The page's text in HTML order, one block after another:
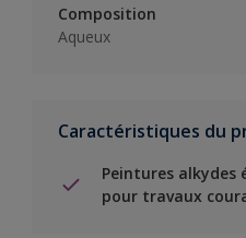
Composition
Aqueux
Caractéristiques du
Peintures alkydes
pour travaux